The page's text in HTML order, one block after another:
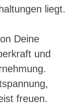
liegt.
Deine
und
freuen.